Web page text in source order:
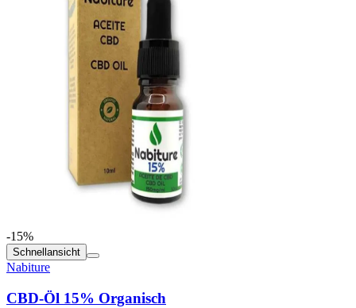
-15%
Schnellansicht
Nabiture
CBD-Öl 15% Organisch